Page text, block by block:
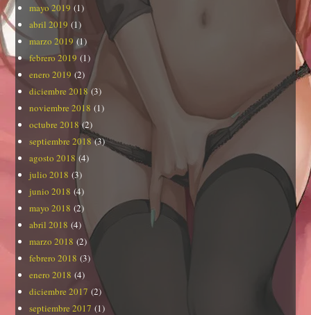
mayo 2019 (1)
abril 2019 (1)
marzo 2019 (1)
febrero 2019 (1)
enero 2019 (2)
diciembre 2018 (3)
noviembre 2018 (1)
octubre 2018(2)
septiembre 2018(3)
agosto 2018 (4)
julio 2018 (3)
junio 2018 (4)
mayo 2018 (2)
abril 2018 (4)
marzo 2018 (2)
febrero 2018 (3)
enero 2018 (4)
diciembre 2017 (2)
septiembre 2017 (1)